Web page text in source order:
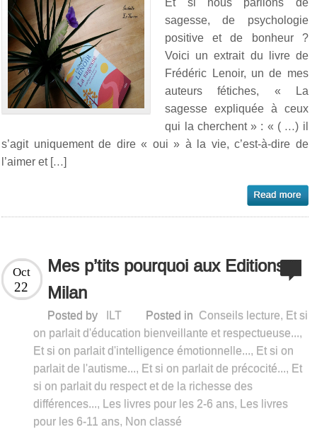
Et si nous parlions de
sagesse, de psychologie
positive et de bonheur ?
Voici un extrait du livre de
Frédéric Lenoir, un de mes
auteurs fétiches, « La
sagesse expliquée à ceux
qui la cherchent » : « ( …) il
s’agit uniquement de dire « oui » à la vie, c’est-à-dire de
l’aimer et […]
Mes p’tits pourquoi aux Editions
Milan
Oct
22
Posted by ILT Posted in Conseils lecture, Et si
on parlait d'éducation bienveillante et respectueuse...,
Et si on parlait d'intelligence émotionnelle..., Et si on
parlait de l'autisme..., Et si on parlait de précocité..., Et
si on parlait du respect et de la richesse des
différences..., Les livres pour les 2-6 ans,
Les livres
pour les 6-11 ans, Non classé